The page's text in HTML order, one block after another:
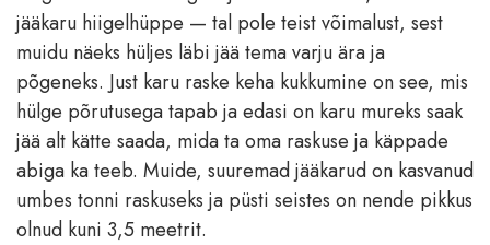
jääkaru hiigelhüppe — tal pole teist võimalust, sest
muidu näeks hüljes läbi jää tema varju ära ja
põgeneks. Just karu raske keha kukkumine on see, mis
hülge põrutusega tapab ja edasi on karu mureks saak
jää alt kätte saada, mida ta oma raskuse ja käppade
abiga ka teeb. Muide, suuremad jääkarud on kasvanud
umbes tonni raskuseks ja püsti seistes on nende pikkus
olnud kuni 3,5 meetrit.